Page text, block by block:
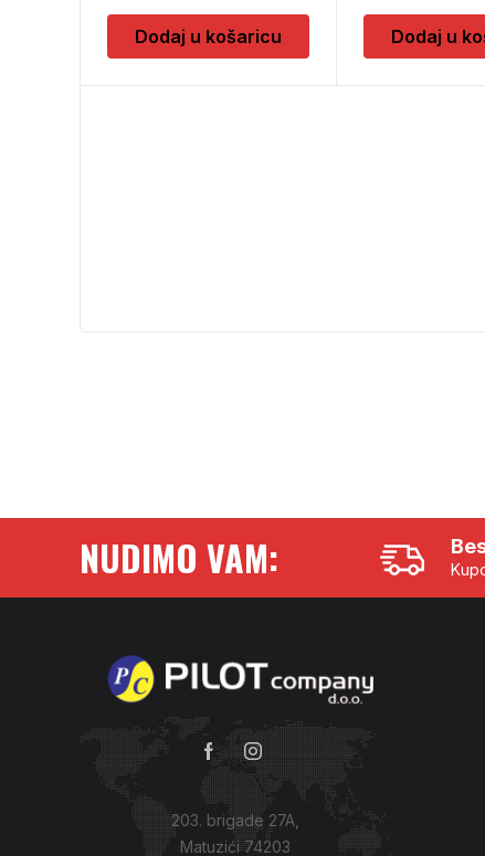
Dodaj u košaricu Dodaj u
NUDIMO VAM:
203. brigade 27A,
Matuzići 74203